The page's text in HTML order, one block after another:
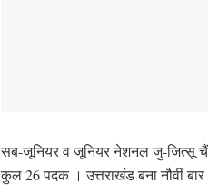
सब-जूनियर व जूनियर नेशनल जु-जित्सू
कुल 26 पदक । उत्तराखंड बना नौवीं